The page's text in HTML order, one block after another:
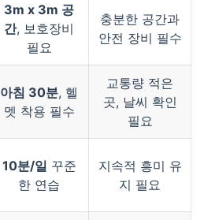
3m x 3m 공
간, 보호장비
필요
충분한 공간과
안전 장비 필수
아침 30분, 헬
멧 착용 필수
교통량 적은
곳, 날씨 확인
필요
10분/일 꾸준
한 연습
지속적 흥미 유
지 필요